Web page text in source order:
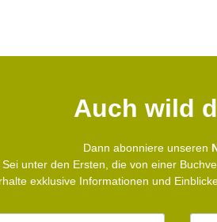
Auch wild
Dann abonniere unseren
Sei unter den Ersten, die von einer
exklusive Informationen und
E